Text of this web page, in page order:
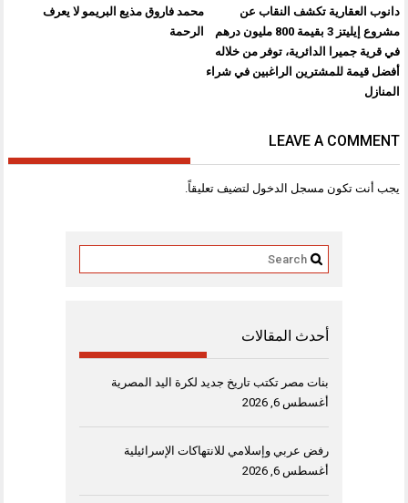
تصفّح
المقالات
محمد فاروق مذيع البريمو لا يعرف
الرحمة
دانوب العقارية تكشف النقاب عن
مشروع إيليتز 3 بقيمة 800 مليون درهم
في قرية جميرا الدائرية، توفر من خلاله
أفضل قيمة للمشترين الراغبين في شراء
المنازل
LEAVE A COMMENT
يجب أنت تكون مسجل الدخول لتضيف تعليقاً.
أحدث المقالات
بنات مصر تكتب تاريخ جديد لكرة اليد المصرية
أغسطس 6, 2026
رفض عربي وإسلامي للانتهاكات الإسرائيلية
أغسطس 6, 2026